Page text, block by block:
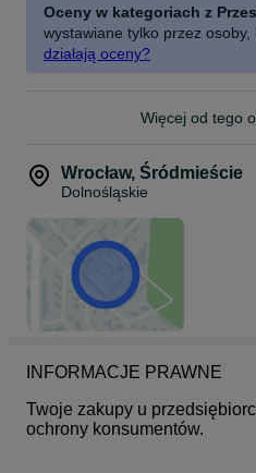
Oceny w kategoriach z
wystawiane tylko przez osoby,
działają oceny?
Więcej od tego
Wrocław, Śródmieście
Dolnośląskie
INFORMACJE PRAWNE
Twoje zakupy u
ochrony konsumentów.